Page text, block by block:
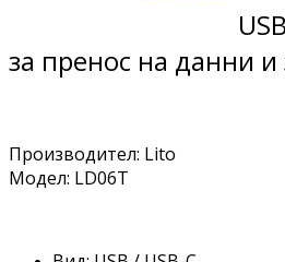
за пренос на данни
Производител: Lito
Модел: LD06T